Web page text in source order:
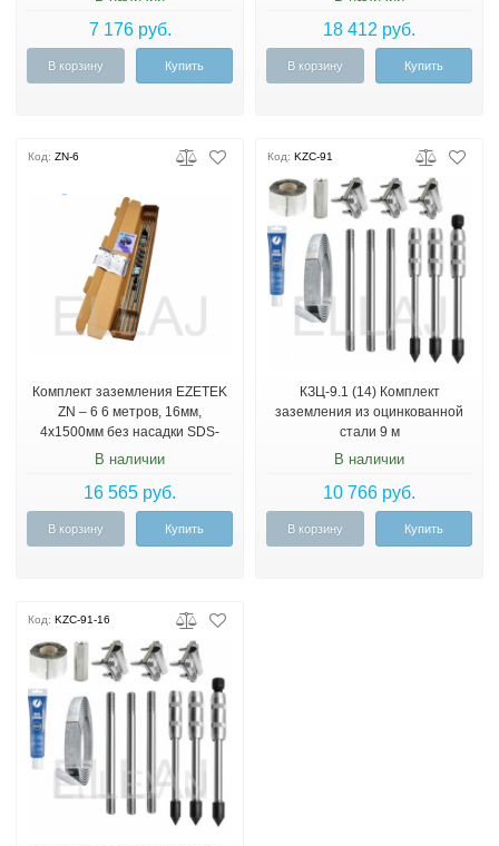
7 176 руб.
В корзину Купить
18 412 руб.
В корзину Купить
Код: ZN-6
Комплект заземления EZETEK
ZN – 6 6 метров, 16мм,
4х1500мм без насадки SDS-
В наличии
16 565 руб.
В корзину Купить
Код: KZC-91
КЗЦ-9.1 (14) Комплект
заземления из оцинкованной
стали 9 м
В наличии
10 766 руб.
В корзину Купить
Код: KZC-91-16